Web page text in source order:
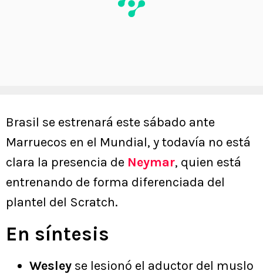
Brasil se estrenará este sábado ante
Marruecos en el Mundial, y todavía no está
clara la presencia de Neymar, quien está
entrenando de forma diferenciada del
plantel del Scratch.
En síntesis
Wesley se lesionó el aductor del muslo